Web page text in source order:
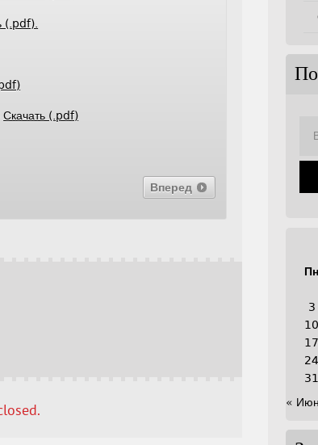
(.pdf).
Скачать (.pdf)
Вперед
3
«